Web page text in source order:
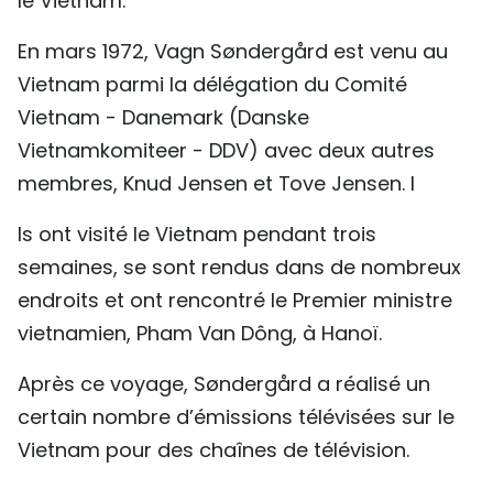
En mars 1972, Vagn Søndergård est venu au
Vietnam parmi la délégation du Comité
Vietnam - Danemark (Danske
Vietnamkomiteer - DDV) avec deux autres
membres, Knud Jensen et Tove Jensen. I
ls ont visité le Vietnam pendant trois
semaines, se sont rendus dans de nombreux
endroits et ont rencontré le Premier ministre
vietnamien, Pham Van Dông, à Hanoï.
Après ce voyage, Søndergård a réalisé un
certain nombre d’émissions télévisées sur le
Vietnam pour des chaînes de télévision.